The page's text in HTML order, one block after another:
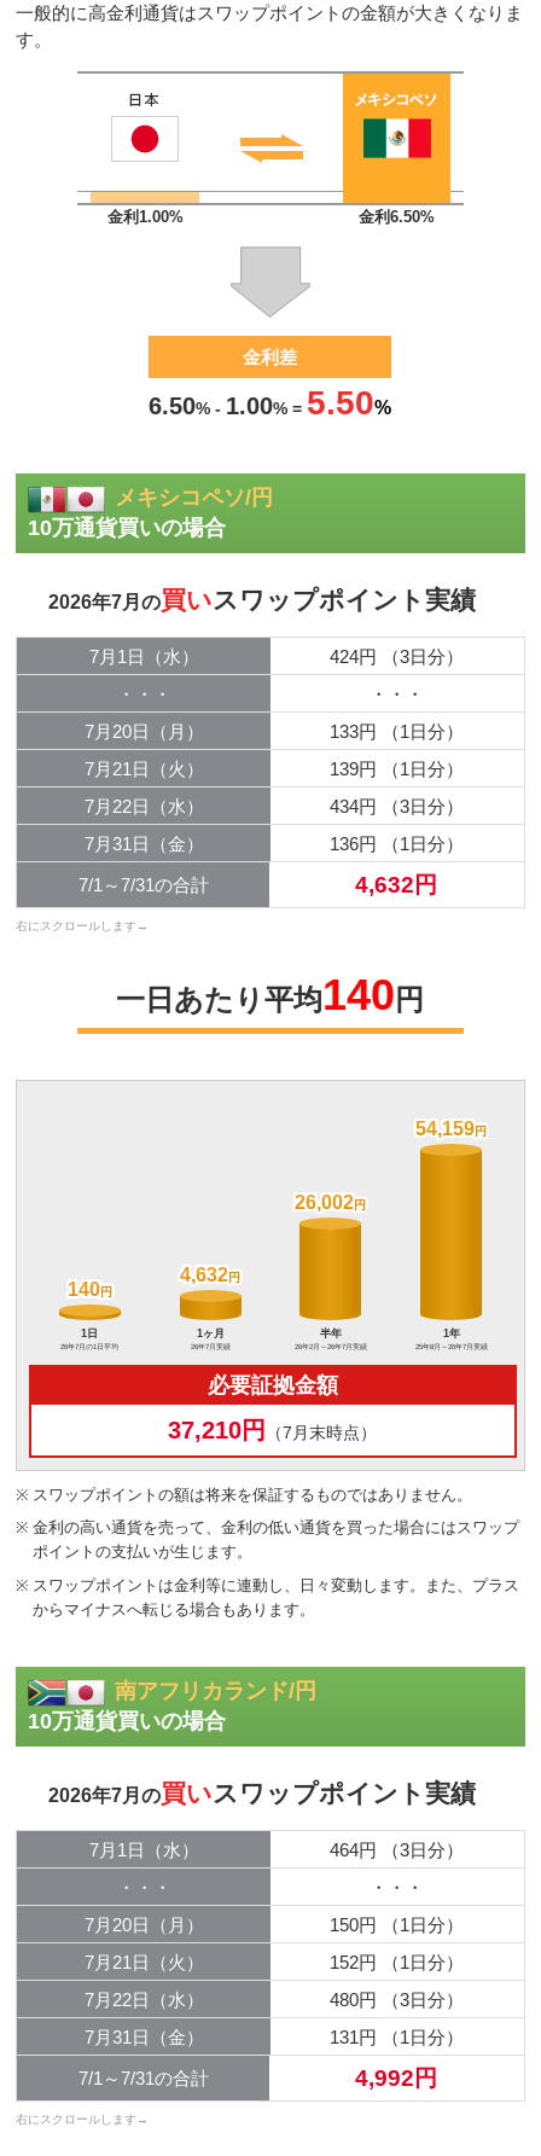
一般的に高金利通貨はスワップポイントの金額が大きくなりま
す。
金利1.00% 金利6.50%
金利差
6.50 - 1.00 = 5.50
メキシコペソ/円
10万通貨買いの場合
2026年7月の買いスワップポイント実績
7月1日（水） 424円
（3日分）
・・・
・・・
7月20日（月）
133円
（1日分）
7月21日（火）
139円
（1日分）
7月22日（水）
434円
（3日分）
7月31日（金）
136円 （1日分）
7/1～7/31の合計 4,632円
一日あたり平均140 円
140
140
4,632
4,632
26,002
26,002
54,159
54,159
必要証拠金額
37,210円 （7月末時点）
※ スワップポイントの額は将来を保証するものではありません。
※ 金利の高い通貨を売って、金利の低い通貨を買った場合にはスワップ
ポイントの支払いが生じます。
※ スワップポイントは金利等に連動し、日々変動します。また、プラス
からマイナスへ転じる場合もあります。
南アフリカランド/円
10万通貨買いの場合
2026年7月の買いスワップポイント実績
7月1日（水） 464円
（3日分）
・・・
・・・
7月20日（月）
150円
（1日分）
7月21日（火）
152円
（1日分）
7月22日（水）
480円
（3日分）
7月31日（金）
131円 （1日分）
7/1～7/31の合計 4,992円